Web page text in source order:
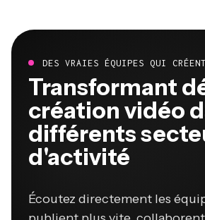
DES VRAIES ÉQUIPES QUI
Transformant
création vidéo
différents
d'activité
Écoutez directement les